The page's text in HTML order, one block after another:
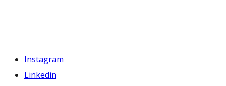
Instagram
Linkedin